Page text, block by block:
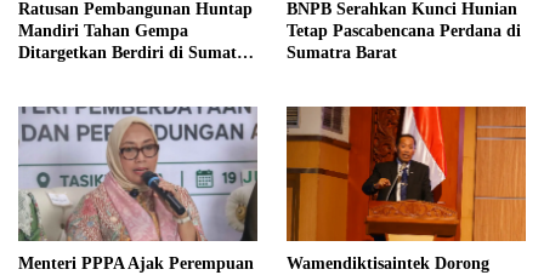
Ratusan Pembangunan Huntap
Mandiri Tahan Gempa
Ditargetkan Berdiri di Sumatra
BNPB Serahkan Kunci Hunian
Tetap Pascabencana Perdana di
Sumatra Barat
Menteri PPPA Ajak Perempuan
Wamendiktisaintek Dorong